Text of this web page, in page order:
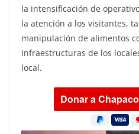
la intensificación de
la atención a los visitantes,
manipulación de alimentos
infraestructuras de los
local.